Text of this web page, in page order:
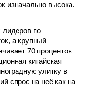
изначально высока.
лидеров по
а крупный
70 процентов
китайская
улитку в
спрос на неё как на